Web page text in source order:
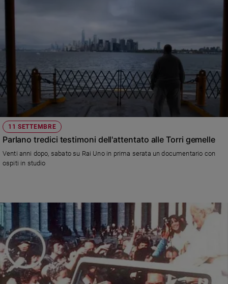
11 SETTEMBRE
Parlano tredici testimoni dell'attentato alle Torri gemelle
Venti anni dopo, sabato su Rai Uno in prima serata un documentario con
ospiti in studio